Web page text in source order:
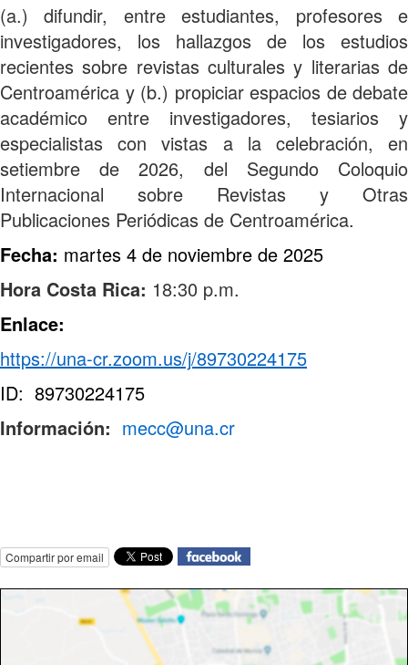
(a.) difundir, entre estudiantes, profesores e
investigadores, los hallazgos de los estudios
recientes sobre revistas culturales y literarias de
Centroamérica y (b.) propiciar espacios de debate
académico entre investigadores, tesiarios y
especialistas con vistas a la celebración, en
setiembre de 2026, del Segundo Coloquio
Internacional sobre Revistas y Otras
Publicaciones Periódicas de Centroamérica.
Fecha: martes 4 de noviembre de 2025
Hora Costa Rica: 18:30 p.m.
Enlace:
https://una-cr.zoom.us/j/89730224175
ID: 89730224175
Información: mecc@una.cr
Compartir por email